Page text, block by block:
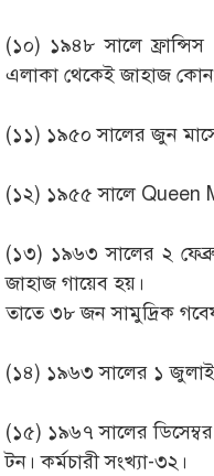
(১০) ১৯৪৮ সালে
এলাকা থেকেই জাহাজ কোন
(১১) ১৯৫০ সালের জুন
(১২) ১৯৫৫ সালে Queen
(১৩) ১৯৬৩ সালের ২
জাহাজ গায়েব হয়।
তাতে ৩৮ জন সামুদ্রিক
(১৪) ১৯৬৩ সালের ১
(১৫) ১৯৬৭ সালের
টন। কর্মচারী সংখ্যা-৩২।